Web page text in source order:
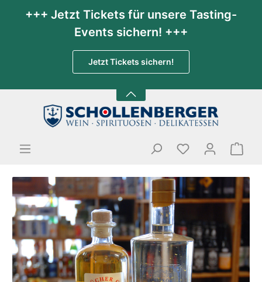
+++ Jetzt Tickets für unsere Tasting-
Events sichern! +++
Jetzt Tickets sichern!